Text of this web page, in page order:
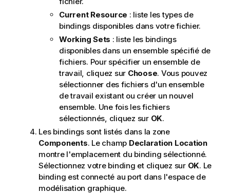
Current Resource : liste les types de
bindings disponibles dans votre fichier.
Working Sets : liste les bindings
disponibles dans un ensemble spécifié de
fichiers. Pour spécifier un ensemble de
travail, cliquez sur Choose. Vous pouvez
sélectionner des fichiers d'un ensemble
de travail existant ou créer un nouvel
ensemble. Une fois les fichiers
sélectionnés, cliquez sur OK.
Les bindings sont listés dans la zone
Components. Le champ Declaration Location
montre l'emplacement du binding sélectionné.
Sélectionnez votre binding et cliquez sur OK. Le
binding est connecté au port dans l'espace de
modélisation graphique.